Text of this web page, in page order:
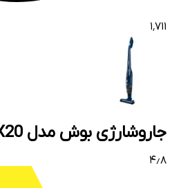
۱٬۷۱۱
جاروشارژی بوش مدل BCHF2MX20
۴٫۸